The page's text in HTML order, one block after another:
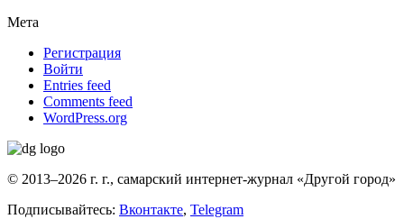
Мета
Регистрация
Войти
Entries feed
Comments feed
WordPress.org
© 2013–2026 г. г., самарский интернет-журнал «Другой город»
Подписывайтесь: Вконтакте, Telegram